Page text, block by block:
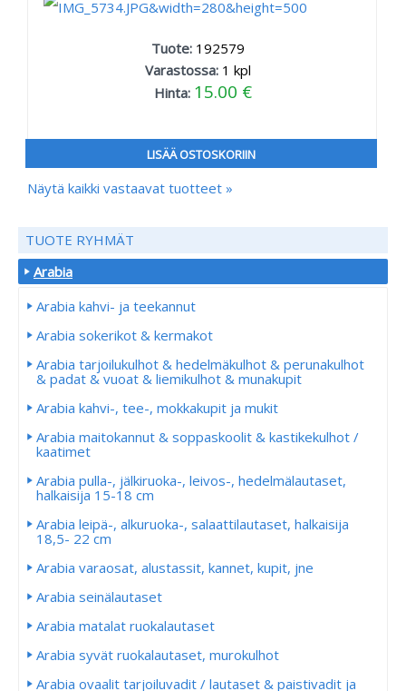
Tuote: 192579
Varastossa: 1 kpl
Hinta: 15.00 €
LISÄÄ OSTOSKORIIN
Näytä kaikki vastaavat tuotteet »
TUOTE RYHMÄT
Arabia
Arabia kahvi- ja teekannut
Arabia sokerikot & kermakot
Arabia tarjoilukulhot & hedelmäkulhot & perunakulhot
& padat & vuoat & liemikulhot & munakupit
Arabia kahvi-, tee-, mokkakupit ja mukit
Arabia maitokannut & soppaskoolit & kastikekulhot /
kaatimet
Arabia pulla-, jälkiruoka-, leivos-, hedelmälautaset,
halkaisija 15-18 cm
Arabia leipä-, alkuruoka-, salaattilautaset, halkaisija
18,5- 22 cm
Arabia varaosat, alustassit, kannet, kupit, jne
Arabia seinälautaset
Arabia matalat ruokalautaset
Arabia syvät ruokalautaset, murokulhot
Arabia ovaalit tarjoiluvadit / lautaset & paistivadit ja